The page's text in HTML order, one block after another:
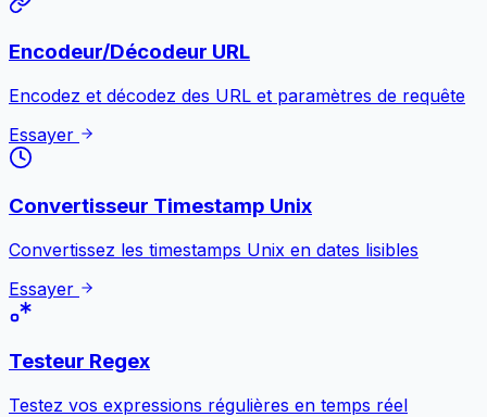
Encodeur/Décodeur URL
Encodez et décodez des URL et paramètres de requête
Essayer
Convertisseur Timestamp Unix
Convertissez les timestamps Unix en dates lisibles
Essayer
Testeur Regex
Testez vos expressions régulières en temps réel